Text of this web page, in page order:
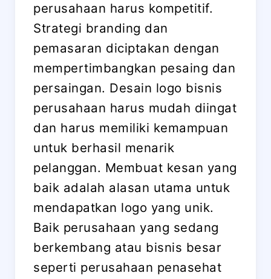
perusahaan harus kompetitif.
Strategi branding dan
pemasaran diciptakan dengan
mempertimbangkan pesaing dan
persaingan. Desain logo bisnis
perusahaan harus mudah diingat
dan harus memiliki kemampuan
untuk berhasil menarik
pelanggan. Membuat kesan yang
baik adalah alasan utama untuk
mendapatkan logo yang unik.
Baik perusahaan yang sedang
berkembang atau bisnis besar
seperti perusahaan penasehat